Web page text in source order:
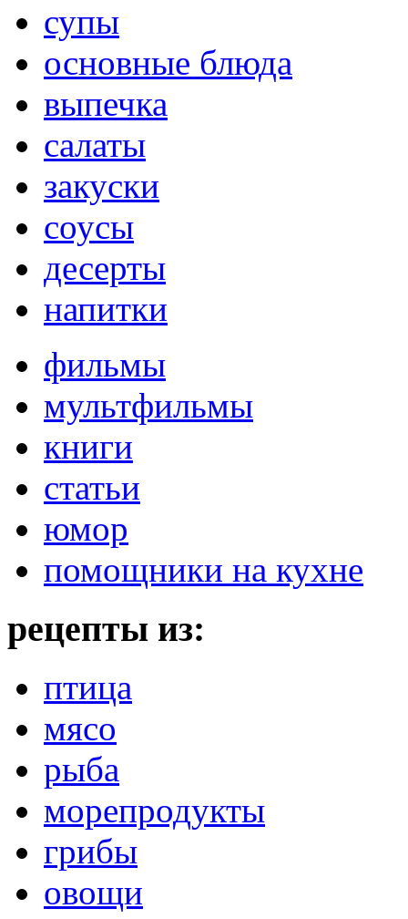
супы
основные блюда
выпечка
салаты
закуски
соусы
десерты
напитки
фильмы
мультфильмы
книги
статьи
юмор
помощники на кухне
рецепты из:
птица
мясо
рыба
морепродукты
грибы
овощи